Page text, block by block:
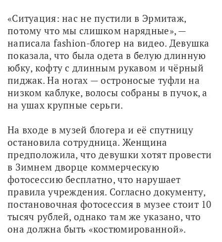
«Ситуация: нас не пустили в Эрмитаж,
потому что мы слишком нарядные», —
написала fashion-блогер на видео. Девушка
показала, что была одета в белую длинную
юбку, кофту с длинным рукавом и чёрный
пиджак. На ногах — остроносые туфли на
низком каблуке, волосы собраны в пучок, а
на ушах крупные серьги.
На входе в музей блогера и её спутницу
остановила сотрудница. Женщина
предположила, что девушки хотят провести
в Зимнем дворце коммерческую
фотосессию бесплатно, что нарушает
правила учреждения. Согласно документу,
постановочная фотосессия в музее стоит 10
тысяч рублей, однако там же указано, что
она должна быть «костюмированной».